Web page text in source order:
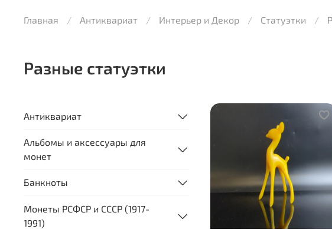
Главная Антиквариат Интерьер и Декор Статуэтки
Разные статуэтки
Антиквариат
Альбомы и аксессуары для
монет
Банкноты
Монеты РСФСР и СССР (1917-
1991)